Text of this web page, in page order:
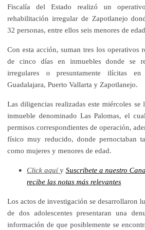
Fiscalía del Estado realizó un
rehabilitación irregular de Zapotlanejo
32 personas, entre ellos seis menores de
Con esta acción, suman tres los operativos
de cinco días en inmuebles donde se
irregulares o presuntamente ilícitas
Guadalajara, Puerto Vallarta y Zapotlanejo.
Las diligencias realizadas este miércoles se
inmueble denominado Las Palomas, el
permisos correspondientes de operación,
físico muy reducido, donde pernoctaban
como mujeres y menores de edad.
Click aquíy Suscríbete a nuestro
recibe las notas más relevantes
Los actos de investigación se desarrollaron
de dos adolescentes presentaran una
información de que posiblemente se